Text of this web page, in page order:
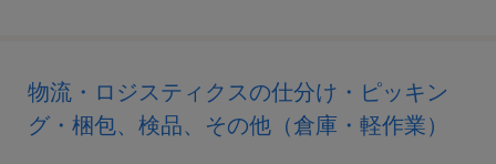
物流・ロジスティクスの仕分け・ピッキン
グ・梱包、検品、その他（倉庫・軽作業）